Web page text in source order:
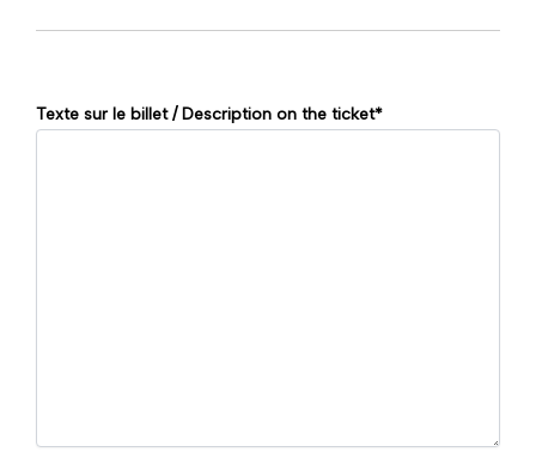
Texte sur le billet / Description on the ticket*